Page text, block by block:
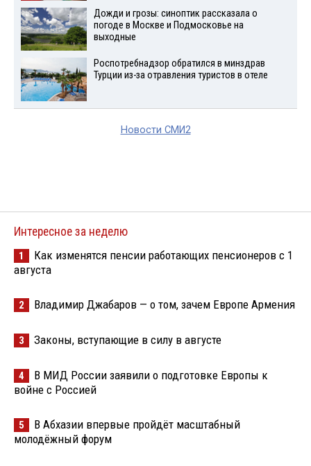
Дожди и грозы: синоптик рассказала о
погоде в Москве и Подмосковье на
выходные
Роспотребнадзор обратился в минздрав
Турции из-за отравления туристов в отеле
Новости СМИ2
Интересное за неделю
1
Как изменятся пенсии работающих пенсионеров с 1
августа
2 Владимир Джабаров — о том, зачем Европе Армения
3 Законы, вступающие в силу в августе
4
В МИД России заявили о подготовке Европы к
войне с Россией
5
В Абхазии впервые пройдёт масштабный
молодёжный форум